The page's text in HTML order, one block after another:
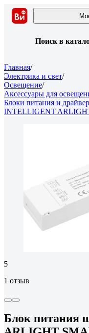
Поиск в
Главная/
Электрика и свет/
Освещение/
Аксессуары для
Блоки питания и
INTELLIGENT
5
1 отзыв
Блок питания